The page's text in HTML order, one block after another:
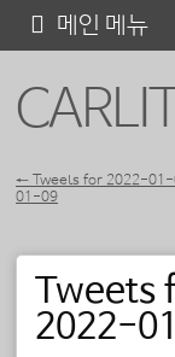
메인 메뉴
텐
포스트 내비게이
← Tweets for 2022-
01-09
Tweets
2022-